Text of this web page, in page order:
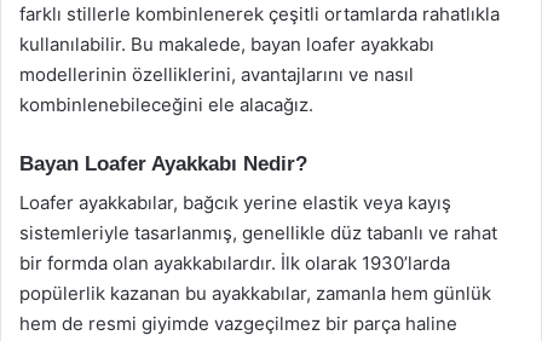
farklı stillerle kombinlenerek çeşitli ortamlarda rahatlıkla
kullanılabilir. Bu makalede, bayan loafer ayakkabı
modellerinin özelliklerini, avantajlarını ve nasıl
kombinlenebileceğini ele alacağız.
Bayan Loafer Ayakkabı Nedir?
Loafer ayakkabılar, bağcık yerine elastik veya kayış
sistemleriyle tasarlanmış, genellikle düz tabanlı ve rahat
bir formda olan ayakkabılardır. İlk olarak 1930’larda
popülerlik kazanan bu ayakkabılar, zamanla hem günlük
hem de resmi giyimde vazgeçilmez bir parça haline